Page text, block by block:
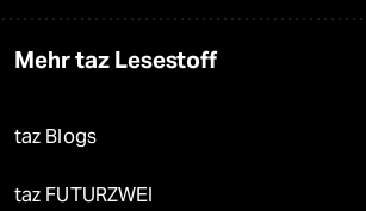
Mehr taz Lesestoff
taz Blogs
taz FUTURZWEI